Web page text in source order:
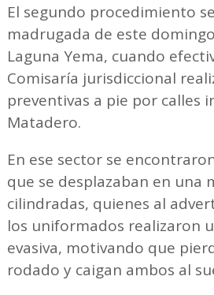
El segundo procedimiento
madrugada de este
Laguna Yema, cuando
Comisaría jurisdiccional
preventivas a pie por calles
Matadero.
En ese sector se
que se desplazaban en una
cilindradas, quienes al
los uniformados realizaron
evasiva, motivando que
rodado y caigan ambos al